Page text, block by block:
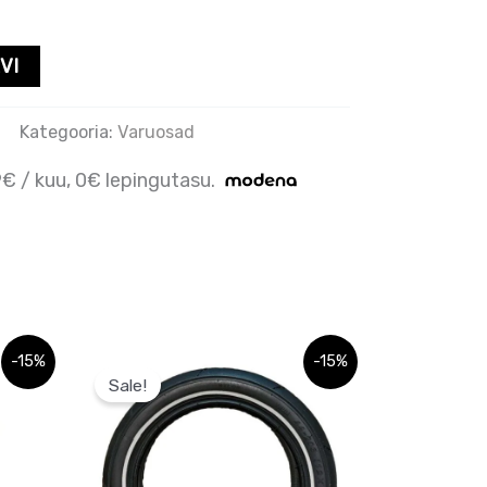
Kategooria: Varuosad
/ kuu, 0€ lepingutasu.
-15% -15%
Sale!
49,99 €.
hind
on:
49,99 €.